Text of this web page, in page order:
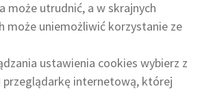
może utrudnić, a w skrajnych
może uniemożliwić korzystanie ze
ustawienia cookies wybierz z
przeglądarkę internetową, której